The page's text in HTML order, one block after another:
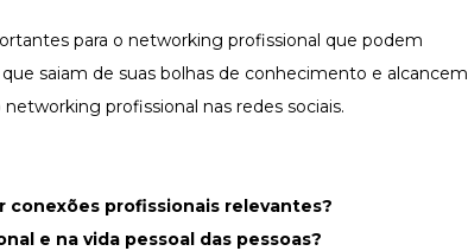
para o networking profissional que podem
saiam de suas bolhas de conhecimento e alcancem
profissional nas redes sociais.
profissionais relevantes?
e na vida pessoal das pessoas?